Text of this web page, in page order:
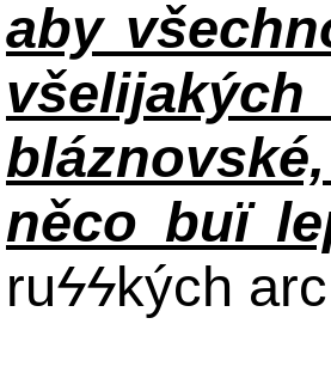
aby
něco buï
ruϟϟkých